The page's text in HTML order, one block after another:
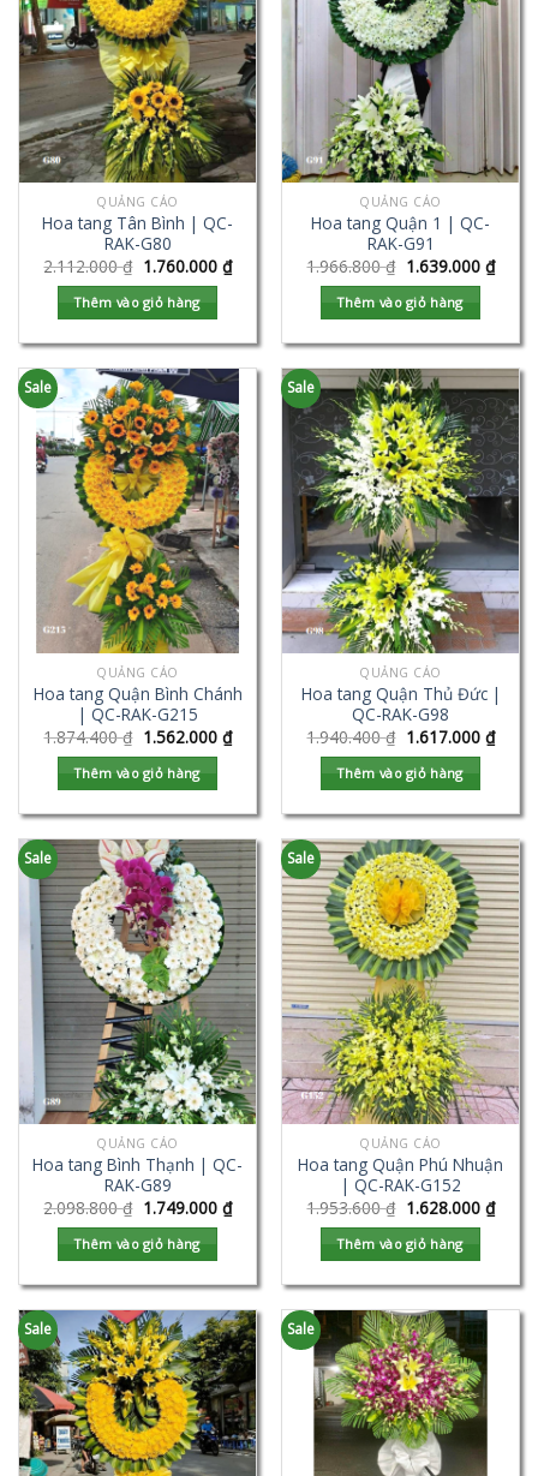
QUẢNG CÁO
Hoa tang Tân Bình | QC-
RAK-G80
2.112.000₫ 1.760.000 ₫
Thêm vào giỏ hàng
QUẢNG CÁO
Hoa tang Quận 1 | QC-
RAK-G91
1.966.800₫ 1.639.000 ₫
Thêm vào giỏ hàng
Sale
QUẢNG CÁO
Hoa tang Quận Bình Chánh
| QC-RAK-G215
1.874.400₫ 1.562.000 ₫
Thêm vào giỏ hàng
Sale
QUẢNG CÁO
Hoa tang Quận Thủ Đức |
QC-RAK-G98
1.940.400₫ 1.617.000 ₫
Thêm vào giỏ hàng
Sale
QUẢNG CÁO
Hoa tang Bình Thạnh | QC-
RAK-G89
2.098.800₫ 1.749.000 ₫
Thêm vào giỏ hàng
Sale
QUẢNG CÁO
Hoa tang Quận Phú Nhuận
| QC-RAK-G152
1.953.600₫ 1.628.000 ₫
Thêm vào giỏ hàng
Sale Sale